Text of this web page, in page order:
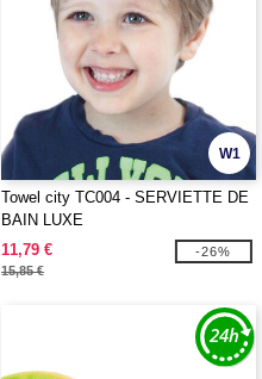
W1
Towel city TC004 - SERVIETTE DE
BAIN LUXE
11,79 €
15,85 €
-26%